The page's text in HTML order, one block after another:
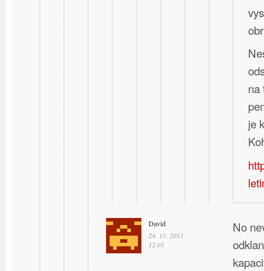
na
je
David
24. 11. 2011
12.01
No